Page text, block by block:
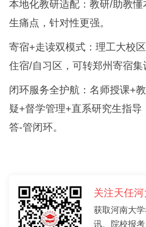
本地化教研适配：教研/助教
生痛点，针对性更强。
寄宿+走读双模式：理工大校
住宿/自习区，可转郑州寄宿集
闭环服务全护航：名师授课+
疑+督学管理+直系研究生指导
答-管闭环。
关注天任
获取河南大
讯、院校报